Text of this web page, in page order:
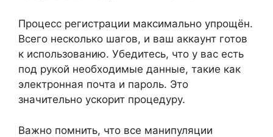
Процесс регистрации максимально упрощён.
Всего несколько шагов, и ваш аккаунт готов
к использованию. Убедитесь, что у вас есть
под рукой необходимые данные, такие как
электронная почта и пароль. Это
значительно ускорит процедуру.
Важно помнить, что все манипуляции